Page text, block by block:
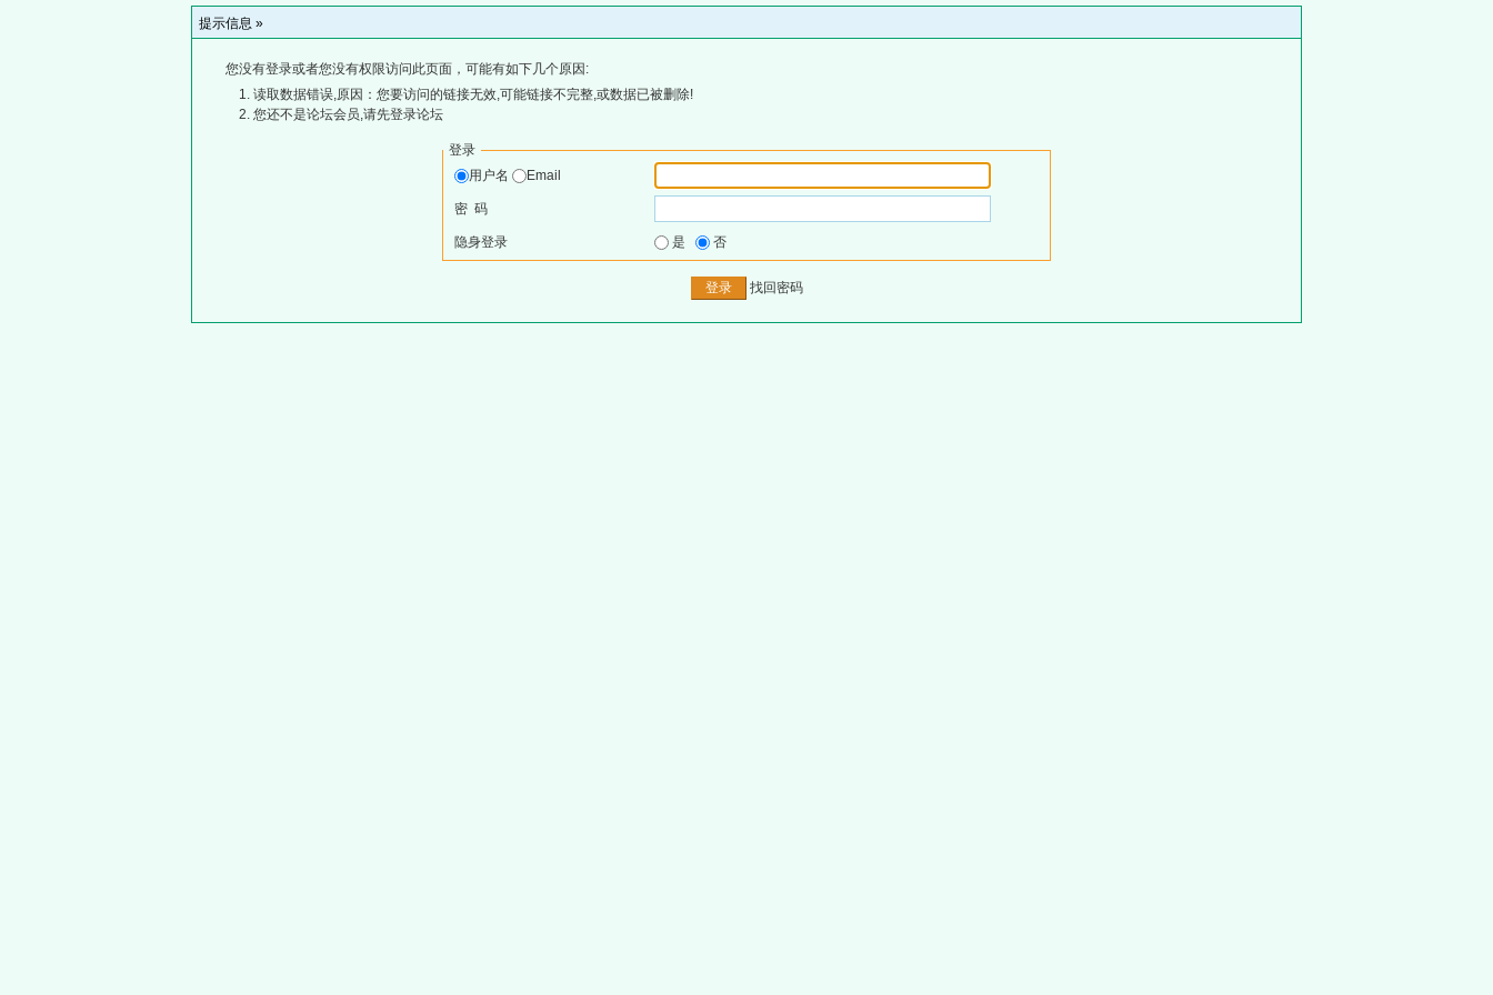
提示信息 »
您没有登录或者您没有权限访问此页面，可能有如下几个原因:
读取数据错误,原因：您要访问的链接无效,可能链接不完整,或数据已被删除!
您还不是论坛会员,请先登录论坛
登录
用户名
Email
密 码
隐身登录 是 否
找回密码